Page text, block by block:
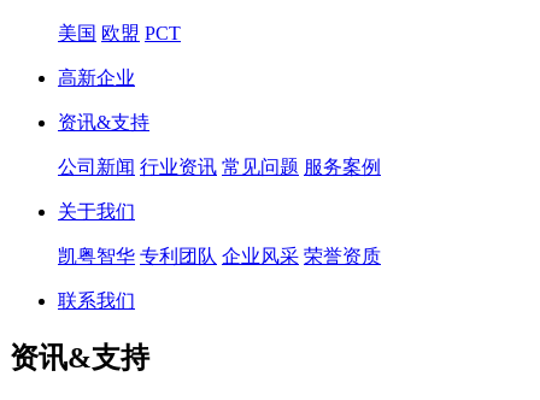
美国 欧盟 PCT
高新企业
资讯&支持
公司新闻 行业资讯 常见问题 服务案例
关于我们
凯粤智华 专利团队 企业风采 荣誉资质
联系我们
资讯&支持